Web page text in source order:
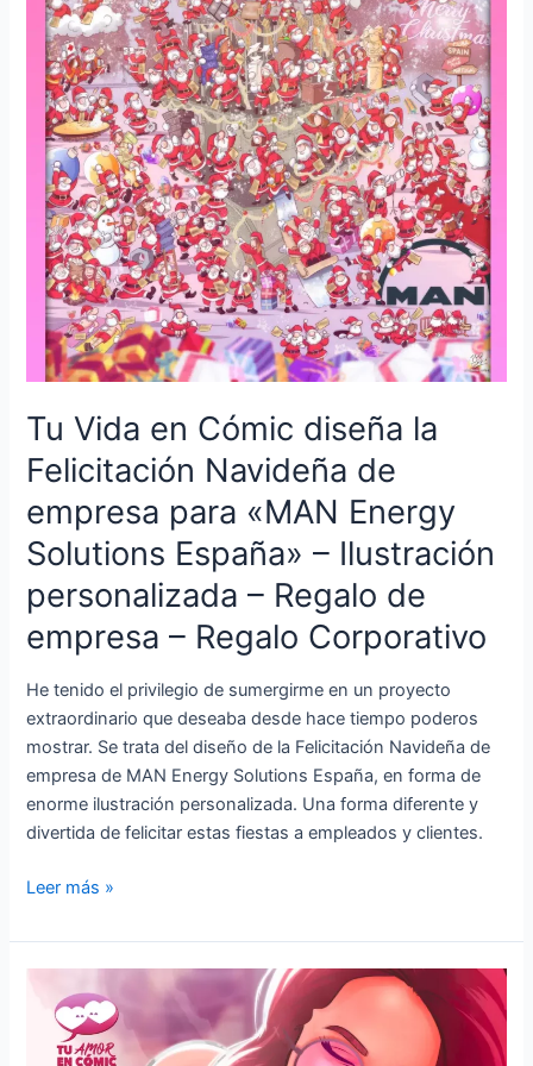
Tu Vida en Cómic diseña la
Felicitación Navideña de
empresa para «MAN Energy
Solutions España» – Ilustración
personalizada – Regalo de
empresa – Regalo Corporativo
He tenido el privilegio de sumergirme en un proyecto
extraordinario que deseaba desde hace tiempo poderos
mostrar. Se trata del diseño de la Felicitación Navideña de
empresa de MAN Energy Solutions España, en forma de
enorme ilustración personalizada. Una forma diferente y
divertida de felicitar estas fiestas a empleados y clientes.
diseña
Felicitación
Navideña
de
empresa
para
«MAN
Energy
Solutions
España»
Ilustración
Regalo
de
empresa
–
Regalo
Corporativo
Leer más »
“Píntame,
Coloréame”: